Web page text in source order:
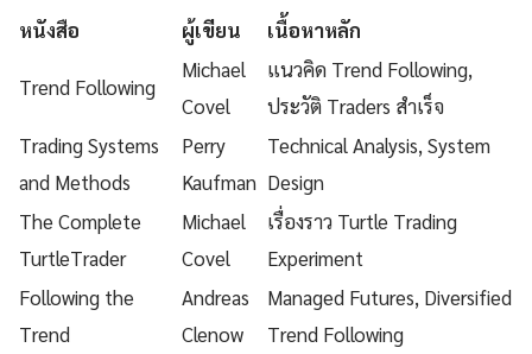
หนังสือ ผู้เขียน เนื้อหาหลัก
Trend Following
Michael
Covel
แนวคิด Trend Following,
ประวัติ Traders สำเร็จ
Trading Systems
and Methods
Perry
Kaufman
Technical Analysis, System
Design
The Complete
TurtleTrader
Michael
Covel
เรื่องราว Turtle Trading
Experiment
Following the
Trend
Andreas
Clenow
Managed Futures, Diversified
Trend Following